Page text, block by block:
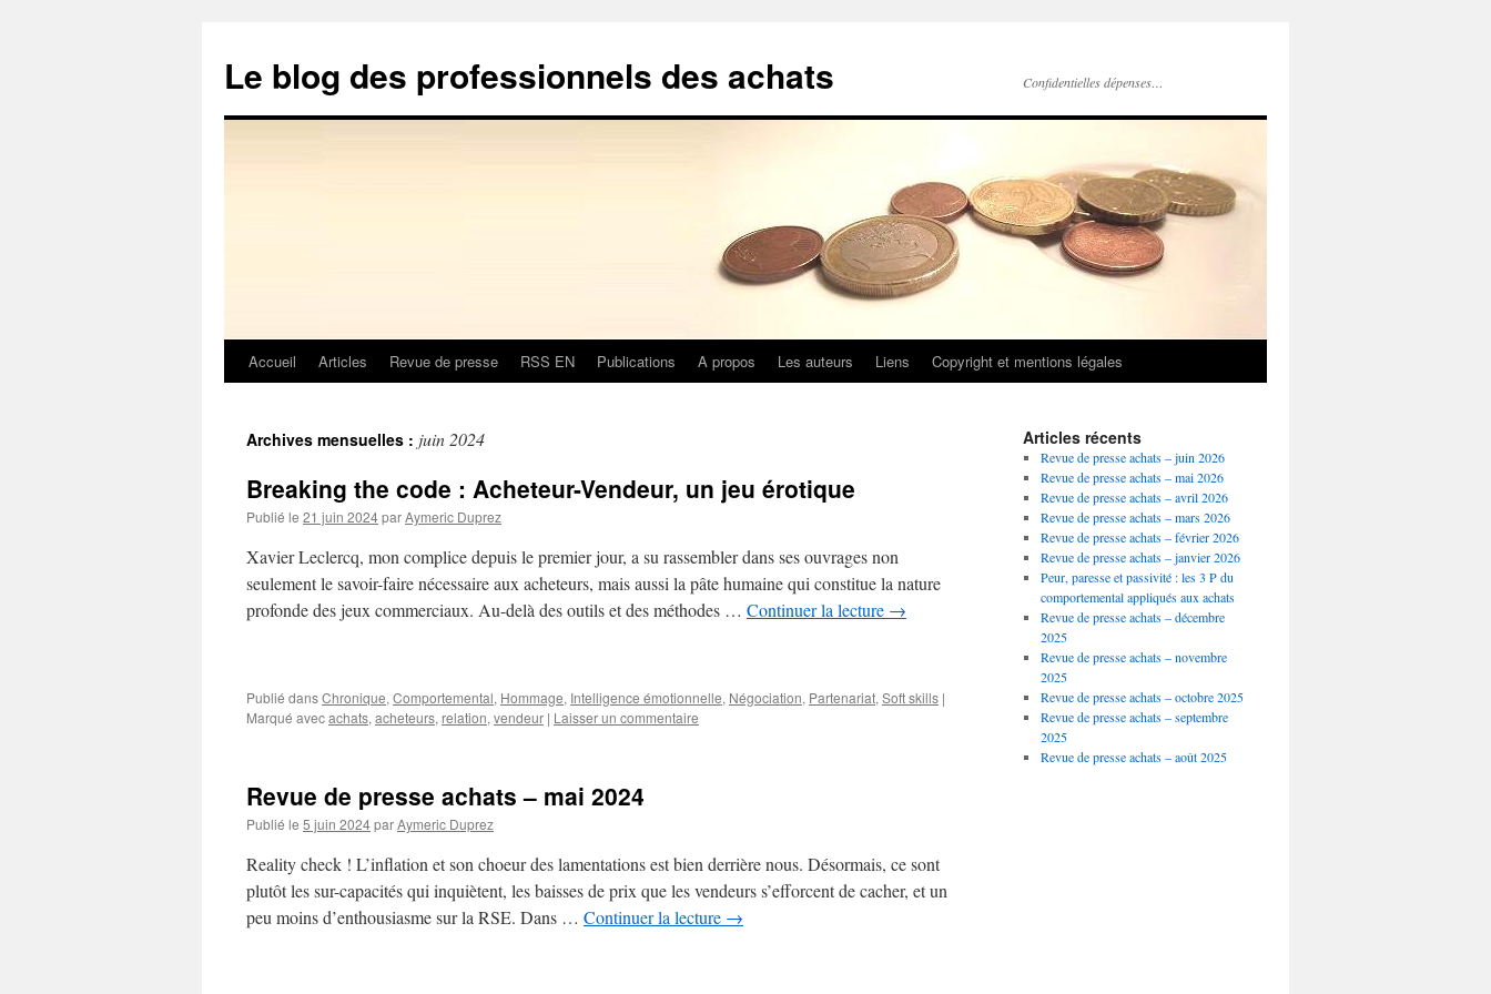
contenu
Le blog des professionnels des achats Confidentielles dépenses…
Accueil Articles Revue de presse RSS EN Publications A propos Les auteurs Liens Copyright et mentions légales
Archives mensuelles : juin 2024
Breaking the code : Acheteur-Vendeur, un jeu érotique
Publié le 21 juin 2024parAymeric Duprez
Xavier Leclercq, mon complice depuis le premier jour, a su rassembler dans ses ouvrages non
seulement le savoir-faire nécessaire aux acheteurs, mais aussi la pâte humaine qui constitue la nature
profonde des jeux commerciaux. Au-delà des outils et des méthodes … Continuer la lecture →
Publié dansChronique, Comportemental, Hommage, Intelligence émotionnelle, Négociation, Partenariat, Soft skills |
Marqué avecachats, acheteurs, relation, vendeur | Laisser un commentaire
Revue de presse achats – mai 2024
Publié le 5 juin 2024parAymeric Duprez
Reality check ! L’inflation et son choeur des lamentations est bien derrière nous. Désormais, ce sont
plutôt les sur-capacités qui inquiètent, les baisses de prix que les vendeurs s’efforcent de cacher, et un
peu moins d’enthousiasme sur la RSE. Dans … Continuer la lecture →
Articles récents
Revue de presse achats – juin 2026
Revue de presse achats – mai 2026
Revue de presse achats – avril 2026
Revue de presse achats – mars 2026
Revue de presse achats – février 2026
Revue de presse achats – janvier 2026
Peur, paresse et passivité : les 3 P du
comportemental appliqués aux achats
Revue de presse achats – décembre
2025
Revue de presse achats – novembre
2025
Revue de presse achats – octobre 2025
Revue de presse achats – septembre
2025
Revue de presse achats – août 2025